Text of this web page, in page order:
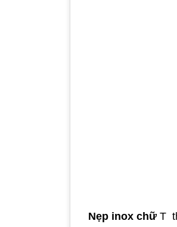
Nẹp inox chữ T